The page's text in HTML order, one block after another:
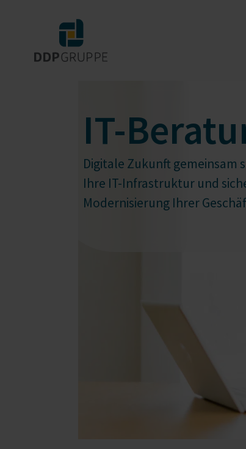
IT-
Digitale Zukunft gemeinsam
Ihre IT-Infrastruktur und
Modernisierung Ihrer